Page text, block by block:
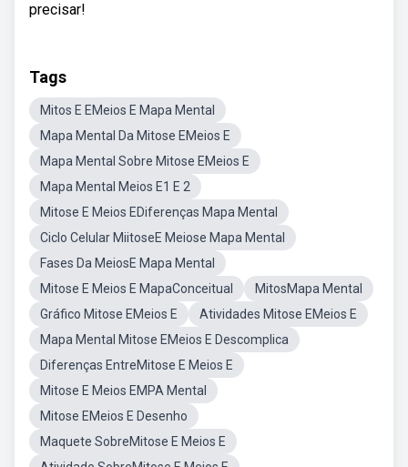
precisar!
Tags
Mitos E EMeios E Mapa Mental
Mapa Mental Da Mitose EMeios E
Mapa Mental Sobre Mitose EMeios E
Mapa Mental Meios E1 E 2
Mitose E Meios EDiferenças Mapa Mental
Ciclo Celular MiitoseE Meiose Mapa Mental
Fases Da MeiosE Mapa Mental
Mitose E Meios E MapaConceitual
MitosMapa Mental
Gráfico Mitose EMeios E
Atividades Mitose EMeios E
Mapa Mental Mitose EMeios E Descomplica
Diferenças EntreMitose E Meios E
Mitose E Meios EMPA Mental
Mitose EMeios E Desenho
Maquete SobreMitose E Meios E